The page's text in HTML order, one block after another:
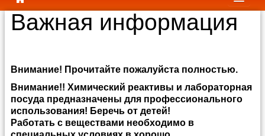
Важная информация
Внимание! Прочитайте пожалуйста полностью.
Внимание!! Химический реактивы и лабораторная
посуда предназначены для профессионального
использования! Беречь от детей!
Работать с веществами необходимо в